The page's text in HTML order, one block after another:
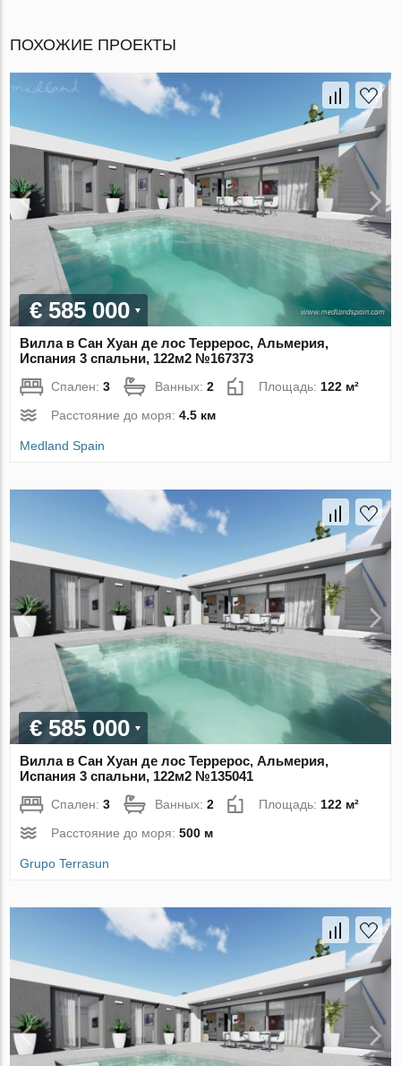
ПОХОЖИЕ ПРОЕКТЫ
€ 585 000
Вилла в Сан Хуан де лос Террерос, Альмерия,
Испания 3 спальни, 122м2 №167373
Спален:3 Ванных:2 Площадь:122 м²
Расстояние до моря:4.5 км
Medland Spain
€ 585 000
Вилла в Сан Хуан де лос Террерос, Альмерия,
Испания 3 спальни, 122м2 №135041
Спален:3 Ванных:2 Площадь: 122 м²
Расстояние до моря:500 м
Grupo Terrasun